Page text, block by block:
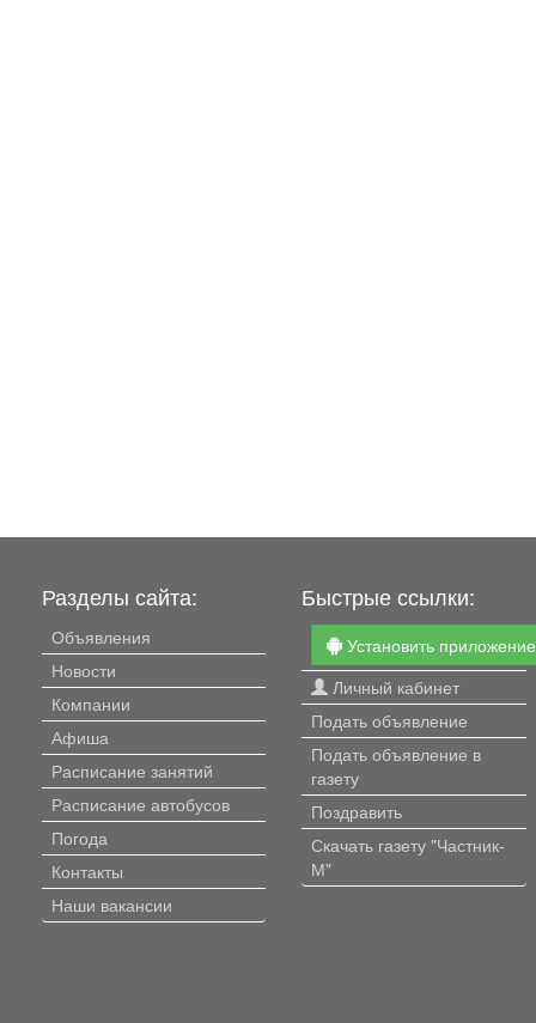
Разделы сайта:
Объявления
Новости
Компании
Афиша
Расписание занятий
Расписание автобусов
Погода
Контакты
Наши вакансии
Быстрые ссылки:
Установить приложение
Личный кабинет
Подать объявление
Подать объявление в
газету
Поздравить
Скачать газету "Частник-
М"